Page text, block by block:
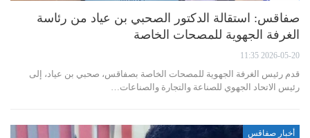
صفاقس: استقالة الدكتور الصحبي بن عياد من رئاسة
الغرفة الجهوية للمصحات الخاصة
2026-05-20 11:35
قدم رئيس الغرفة الجهوية للمصحات الخاصة بصفاقس، صحبي بن عياد، إلى
رئيس الاتحاد الجهوي للصناعة والتجارة والصناعات…
أخبار صفاقس